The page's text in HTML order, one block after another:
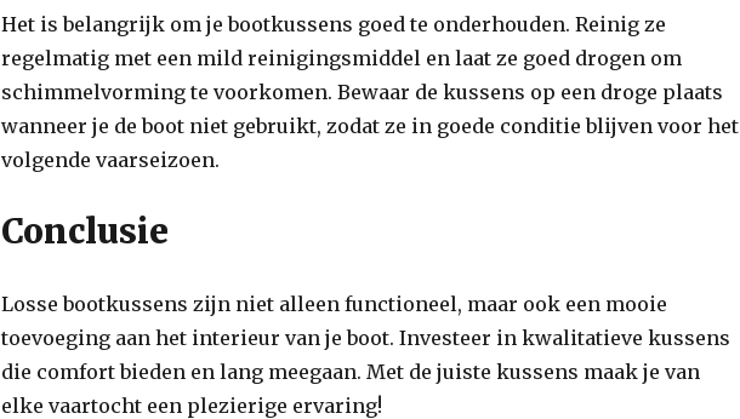
Het is belangrijk om je bootkussens goed te onderhouden. Reinig ze
regelmatig met een mild reinigingsmiddel en laat ze goed drogen om
schimmelvorming te voorkomen. Bewaar de kussens op een droge plaats
wanneer je de boot niet gebruikt, zodat ze in goede conditie blijven voor het
volgende vaarseizoen.
Conclusie
Losse bootkussens zijn niet alleen functioneel, maar ook een mooie
toevoeging aan het interieur van je boot. Investeer in kwalitatieve kussens
die comfort bieden en lang meegaan. Met de juiste kussens maak je van
elke vaartocht een plezierige ervaring!